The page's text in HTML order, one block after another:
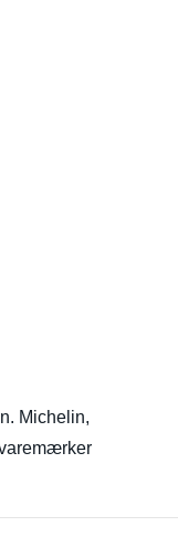
Michelin,